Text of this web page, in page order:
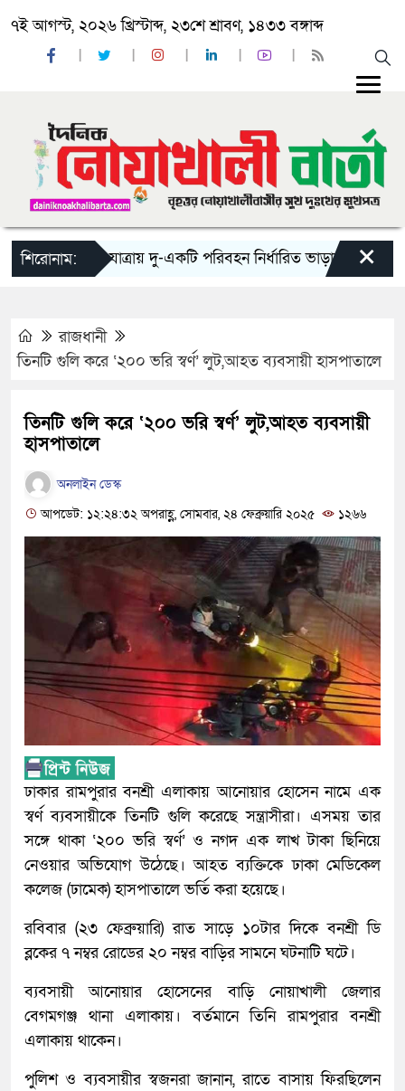
৭ই আগস্ট, ২০২৬ খ্রিস্টাব্দ, ২৩শে শ্রাবণ, ১৪৩৩ বঙ্গাব্দ
শিরোনাম:‘ঈদ যাত্রায় দু-একটি পরিবহন নির্ধারিত ভাড়ার চেয়েও কম
×
রাজধানী
তিনটি গুলি করে ‘২০০ ভরি ‌স্বর্ণ’ লুট,আহত ব্যবসায়ী হাসপাতালে
তিনটি গুলি করে ‘২০০ ভরি ‌স্বর্ণ’ লুট,আহত ব্যবসায়ী
হাসপাতালে
অনলাইন ডেস্ক
আপডেট: ১২:২৪:৩২ অপরাহ্ণ, সোমবার, ২৪ ফেব্রুয়ারি ২০২৫
১২৬৬
ঢাকার রামপুরার বনশ্রী এলাকায় আনোয়ার হোসেন নামে এক
স্বর্ণ ব্যবসায়ীকে তিনটি গুলি করেছে সন্ত্রাসীরা। এসময় তার
সঙ্গে থাকা ‘২০০ ভরি স্বর্ণ’ ও নগদ এক লাখ টাকা ছিনিয়ে
নেওয়ার অভিযোগ উঠেছে। আহত ব্যক্তিকে ঢাকা মেডিকেল
কলেজ (ঢামেক) হাসপাতালে ভর্তি করা হয়েছে।
রবিবার (২৩ ফেব্রুয়ারি) রাত সাড়ে ১০টার দিকে বনশ্রী ডি
ব্লকের ৭ নম্বর রোডের ২০ নম্বর বাড়ির সামনে ঘটনাটি ঘটে।
ব্যবসায়ী আনোয়ার হোসেনের বাড়ি নোয়াখালী জেলার
বেগমগঞ্জ থানা এলাকায়। বর্তমানে তিনি রামপুরার বনশ্রী
এলাকায় থাকেন।
পুলিশ ও ব্যবসায়ীর স্বজনরা জানান, রাতে বাসায় ফিরছিলেন